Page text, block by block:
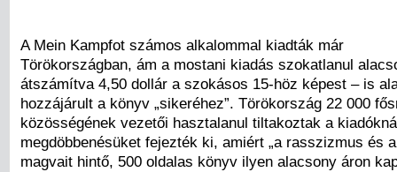
A Mein Kampfot számos alkalommal kiadták már
Törökországban, ám a mostani kiadás szokatlanul
átszámítva 4,50 dollár a szokásos 15-höz képest – is
hozzájárult a könyv „sikeréhez”. Törökország 22 000
közösségének vezetői hasztalanul tiltakoztak a
megdöbbenésüket fejezték ki, amiért „a rasszizmus és
magvait hintő, 500 oldalas könyv ilyen alacsony áron